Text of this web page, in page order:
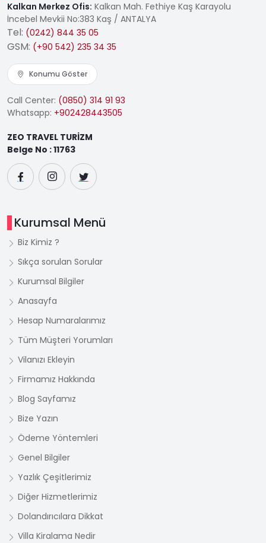
Kalkan Merkez Ofis: Kalkan Mah. Fethiye Kaş Karayolu
İncebel Mevkii No:383 Kaş / ANTALYA
Tel: (0242) 844 35 05
GSM: (+90 542) 235 34 35
Konumu Göster
Call Center: (0850) 314 91 93
Whatsapp: +902428443505
ZEO TRAVEL TURİZM
Belge No : 11763
Kurumsal Menü
Biz Kimiz ?
Sıkça sorulan Sorular
Kurumsal Bilgiler
Anasayfa
Hesap Numaralarımız
Tüm Müşteri Yorumları
Vilanızı Ekleyin
Firmamız Hakkında
Blog Sayfamız
Bize Yazın
Ödeme Yöntemleri
Genel Bilgiler
Yazlık Çeşitlerimiz
Diğer Hizmetlerimiz
Dolandırıcılara Dikkat
Villa Kiralama Nedir